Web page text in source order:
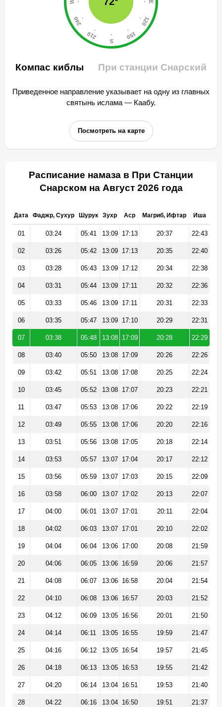
Компас киблы При станции Снарский
Приведенное направление указывает на одну из главных
святынь ислама — Каабу.
Посмотреть на карте
Расписание намаза в При Станции
Снарском на Август 2026 года
Дата Фаджр, Сухур Шурук Зухр Аср Магриб, Ифтар Иша
01 03:24 05:41 13:09 17:13 20:37 22:43
02 03:26 05:42 13:09 17:13 20:35 22:40
03 03:28 05:43 13:09 17:12 20:34 22:38
04 03:31 05:44 13:09 17:11 20:32 22:36
05 03:33 05:46 13:09 17:11 20:31 22:33
06 03:35 05:47 13:09 17:10 20:29 22:31
07 03:38 05:48 13:08 17:09 20:28 22:29
08 03:40 05:50 13:08 17:09 20:26 22:26
09 03:42 05:51 13:08 17:08 20:25 22:24
10 03:45 05:52 13:08 17:07 20:23 22:21
11 03:47 05:53 13:08 17:06 20:22 22:19
12 03:49 05:55 13:08 17:06 20:20 22:16
13 03:51 05:56 13:08 17:05 20:18 22:14
14 03:53 05:57 13:07 17:04 20:17 22:12
15 03:56 05:59 13:07 17:03 20:15 22:09
16 03:58 06:00 13:07 17:02 20:13 22:07
17 04:00 06:01 13:07 17:01 20:11 22:04
18 04:02 06:03 13:07 17:01 20:10 22:02
19 04:04 06:04 13:06 17:00 20:08 21:59
20 04:06 06:05 13:06 16:59 20:06 21:57
21 04:08 06:07 13:06 16:58 20:04 21:54
22 04:10 06:08 13:06 16:57 20:03 21:52
23 04:12 06:09 13:05 16:56 20:01 21:50
24 04:14 06:11 13:05 16:55 19:59 21:47
25 04:16 06:12 13:05 16:54 19:57 21:45
26 04:18 06:13 13:05 16:53 19:55 21:42
27 04:20 06:14 13:04 16:51 19:53 21:40
28 04:22 06:16 13:04 16:50 19:51 21:37